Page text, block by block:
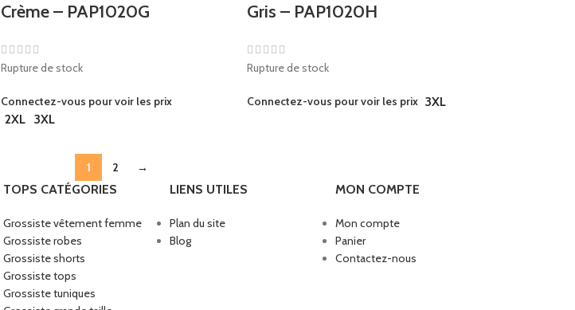
Crème – PAP1020G
Rupture de stock
Connectez-vous pour voir les prix
2XL 3XL
Gris – PAP1020H
Rupture de stock
Connectez-vous pour voir les prix 3XL
1 2 →
TOPS CATÉGORIES
Grossiste vêtement femme
Grossiste robes
Grossiste shorts
Grossiste tops
Grossiste tuniques
LIENS UTILES
Plan du site
Blog
MON COMPTE
Mon compte
Panier
Contactez-nous